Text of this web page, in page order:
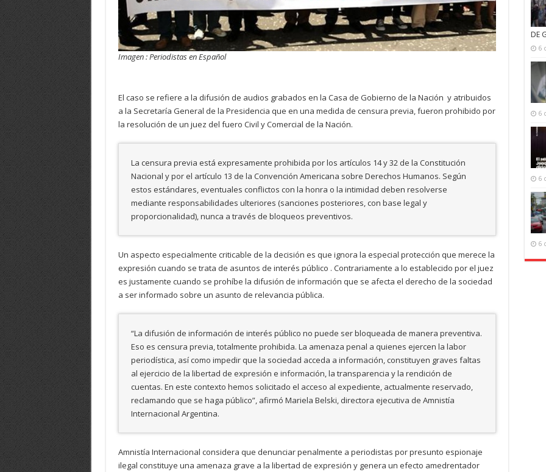
Imagen : Periodistas en Español
El caso se refiere a la difusión de audios grabados en la Casa de Gobierno de la Nación y atribuidos
a la Secretaría General de la Presidencia que en una medida de censura previa, fueron prohibido por
la resolución de un juez del fuero Civil y Comercial de la Nación.
La censura previa está expresamente prohibida por los artículos 14 y 32 de la Constitución
Nacional y por el artículo 13 de la Convención Americana sobre Derechos Humanos. Según
estos estándares, eventuales conflictos con la honra o la intimidad deben resolverse
mediante responsabilidades ulteriores (sanciones posteriores, con base legal y
proporcionalidad), nunca a través de bloqueos preventivos.
Un aspecto especialmente criticable de la decisión es que ignora la especial protección que merece la
expresión cuando se trata de asuntos de interés público . Contrariamente a lo establecido por el juez
es justamente cuando se prohíbe la difusión de información que se afecta el derecho de la sociedad
a ser informado sobre un asunto de relevancia pública.
“La difusión de información de interés público no puede ser bloqueada de manera preventiva.
Eso es censura previa, totalmente prohibida. La amenaza penal a quienes ejercen la labor
periodística, así como impedir que la sociedad acceda a información, constituyen graves faltas
al ejercicio de la libertad de expresión e información, la transparencia y la rendición de
cuentas. En este contexto hemos solicitado el acceso al expediente, actualmente reservado,
reclamando que se haga público”, afirmó Mariela Belski, directora ejecutiva de Amnistía
Internacional Argentina.
Amnistía Internacional considera que denunciar penalmente a periodistas por presunto espionaje
ilegal constituye una amenaza grave a la libertad de expresión y genera un efecto amedrentador
DE
6
6
6
6